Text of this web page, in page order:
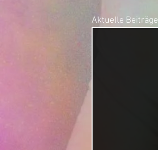
Aktuelle Beiträge